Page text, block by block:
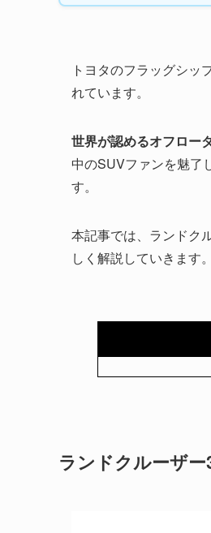
トヨタのフラッグシ
れています。
世界が認めるオフロー
中のSUVファンを魅了
す。
本記事では、ランドク
しく解説していきます。
ランドクルーザー